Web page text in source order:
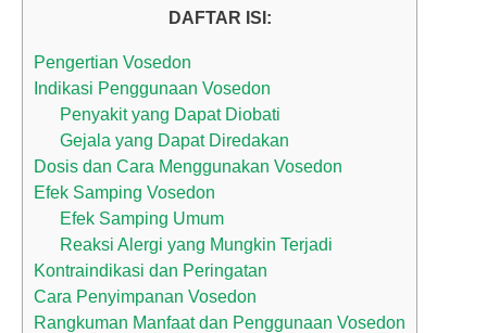
DAFTAR ISI:
Pengertian Vosedon
Indikasi Penggunaan Vosedon
Penyakit yang Dapat Diobati
Gejala yang Dapat Diredakan
Dosis dan Cara Menggunakan Vosedon
Efek Samping Vosedon
Efek Samping Umum
Reaksi Alergi yang Mungkin Terjadi
Kontraindikasi dan Peringatan
Cara Penyimpanan Vosedon
Rangkuman Manfaat dan Penggunaan Vosedon